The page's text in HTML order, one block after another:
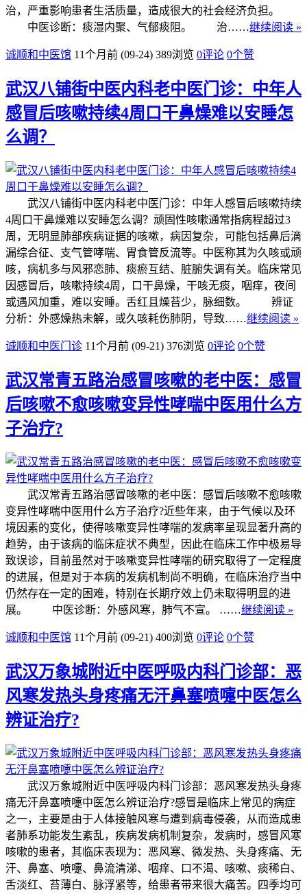
治，严重影响患者生活质量，造成很大的社会经济负担。
中医诊断：痰湿内聚、气郁痰阻。 治……继续阅读 »
诚顺和中医馆 11个月前 (09-24) 389浏览 0评论 0个赞
武汉八铺街中医内科老中医门诊：中年人
感冒后咳嗽持续4周口干鼻燥难以安睡怎
么调？
武汉八铺街中医内科老中医门诊：中年人感冒后咳嗽持续
4周口干鼻燥难以安睡怎么调？顽固性咳嗽通常指病程超过3
周，无明显肺部疾病证据的咳嗽，病因复杂，可能包括鼻后滴
漏综合征、支气管哮喘、胃食管反流等。中医称其为久咳或顽
咳，病机多与风邪恋肺、痰瘀互结、脏腑失调有关。临床常见
因感冒后，咳嗽持续4周，口干鼻燥，干咳无痰，咽痒，夜间
或遇风加重，难以安睡。舌红且燥苔少，脉细数。 辨证
分析：外感燥热未解，或久咳耗伤肺阴，导致……继续阅读 »
诚顺和中医门诊 11个月前 (09-21) 376浏览 0评论 0个赞
武汉常青五路治感冒咳嗽的老中医：感冒
后咳嗽不愈咳嗽变异性哮喘中医用什么方
子治疗?
武汉常青五路治感冒咳嗽的老中医：感冒后咳嗽不愈咳嗽
变异性哮喘中医用什么方子治疗?近些年来，由于气候以及环
境因素的变化，使得咳嗽变异性哮喘的发病率呈现显著升高的
趋势，由于该病的临床症状不典型，因此在临床工作中极易导
致误诊，目前虽然对于咳嗽变异性哮喘的研究取得了一定程度
的进展，但是对于本病的发病机制尚不明确，在临床治疗当中
仍然存在一定的困难，特别在长期疗效上仍未取得明显的进
展。 中医诊断：外感风寒，肺气不宣。 ……继续阅读 »
诚顺和中医馆 11个月前 (09-21) 400浏览 0评论 0个赞
武汉万象城附近中医呼吸内科门诊部：恶
风寒发热头身疼痛无汗鼻塞喷嚏中医怎么
辨证治疗?
武汉万象城附近中医呼吸内科门诊部：恶风寒发热头身疼
痛无汗鼻塞喷嚏中医怎么辨证治疗?感冒是临床上常见的病症
之一，主要是由于人体接触风寒与遭到病毒侵袭，从而造成患
者肺系功能发生紊乱，疾病发病机制复杂，发病时，感冒风寒
咳嗽的患者，其临床表现为：恶风寒、微发热、头身疼痛、无
汗、鼻塞、喷嚏、鼻流清涕、咽痒、口不渴、咳嗽、痰稀白、
舌淡红、苔薄白、脉浮紧等，给患者带来很大痛苦。四季均可